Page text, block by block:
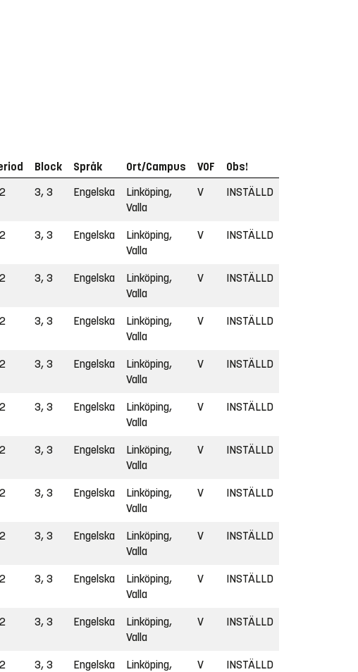
Block Språk Ort/Campus VOF
Obs!
3, 3 Engelska
Linköping,
Valla
V INSTÄLLD
3, 3 Engelska
Linköping,
Valla
V INSTÄLLD
3, 3 Engelska
Linköping,
Valla
V INSTÄLLD
3, 3 Engelska
Linköping,
Valla
V INSTÄLLD
3, 3 Engelska
Linköping,
Valla
V INSTÄLLD
3, 3 Engelska
Linköping,
Valla
V INSTÄLLD
3, 3 Engelska
Linköping,
Valla
V INSTÄLLD
3, 3 Engelska
Linköping,
Valla
V INSTÄLLD
3, 3 Engelska
Linköping,
Valla
V INSTÄLLD
3, 3 Engelska
Linköping,
Valla
V INSTÄLLD
3, 3 Engelska
Linköping,
Valla
V INSTÄLLD
3, 3 Engelska Linköping, V INSTÄLLD